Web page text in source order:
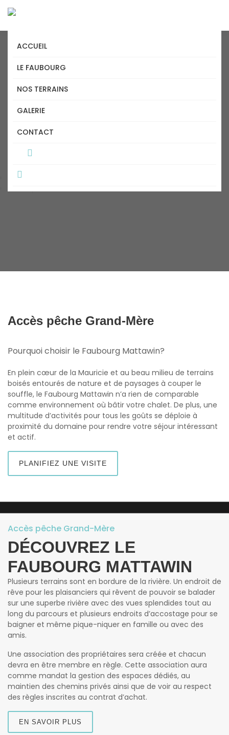
ACCUEIL
LE FAUBOURG
NOS TERRAINS
GALERIE
CONTACT
ACCÈS PÊCHE GRAND-
MÈRE
Accueil
Accès pêche Grand-Mère
Accès pêche Grand-Mère
Pourquoi choisir le Faubourg Mattawin?
En plein cœur de la Mauricie et au beau milieu de terrains
boisés entourés de nature et de paysages à couper le
souffle, le Faubourg Mattawin n’a rien de comparable
comme environnement où bâtir votre chalet. De plus, une
multitude d’activités pour tous les goûts se déploie à
proximité du domaine pour rendre votre séjour intéressant
et actif.
PLANIFIEZ UNE VISITE
Accès pêche Grand-Mère
DÉCOUVREZ LE
FAUBOURG MATTAWIN
Plusieurs terrains sont en bordure de la rivière. Un endroit de
rêve pour les plaisanciers qui rêvent de pouvoir se balader
sur une superbe rivière avec des vues splendides tout au
long du parcours et plusieurs endroits d’accostage pour se
baigner et même pique-niquer en famille ou avec des
amis.
Une association des propriétaires sera créée et chacun
devra en être membre en règle. Cette association aura
comme mandat la gestion des espaces dédiés, au
maintien des chemins privés ainsi que de voir au respect
des règles inscrites au contrat d’achat.
EN SAVOIR PLUS